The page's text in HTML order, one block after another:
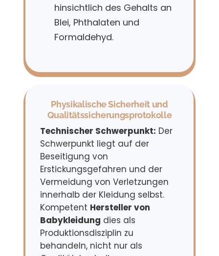
hinsichtlich des Gehalts an
Blei, Phthalaten und
Formaldehyd.
Physikalische Sicherheit und
Qualitätssicherungsprotokolle
Technischer Schwerpunkt: Der
Schwerpunkt liegt auf der
Beseitigung von
Erstickungsgefahren und der
Vermeidung von Verletzungen
innerhalb der Kleidung selbst.
Kompetent Hersteller von
Babykleidung dies als
Produktionsdisziplin zu
behandeln, nicht nur als